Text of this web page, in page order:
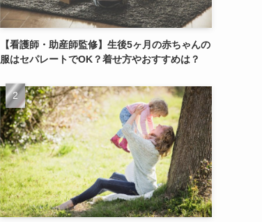
【看護師・助産師監修】生後5ヶ月の赤ちゃんの
服はセパレートでOK？着せ方やおすすめは？